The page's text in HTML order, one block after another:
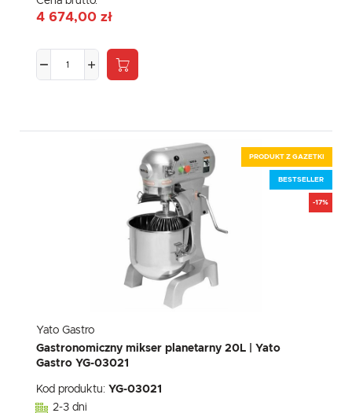
4 674,00 zł
PRODUKT Z GAZETKI
BESTSELLER
-17%
Yato Gastro
Gastronomiczny mikser planetarny 20L | Yato
Gastro YG-03021
Kod produktu: YG-03021
2-3 dni